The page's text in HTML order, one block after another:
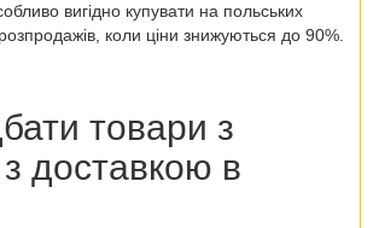
вигідно купувати на польських
коли ціни знижуються до 90%.
товари з
з доставкою в